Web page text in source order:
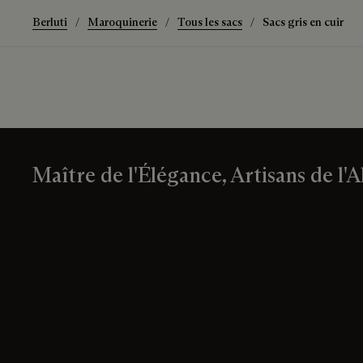
Berluti Maroquinerie Tous les sacs Sacs gris en cuir
Maître de l'Élégance, Artisans de